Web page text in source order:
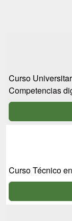
Curso
Competencias
Curso Técnico